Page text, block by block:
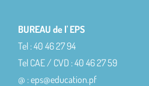
BUREAU de l' EPS
Tel : 40 46 27 94
Tel CAE / CVD : 40 46 27 59
@ : eps@education.pf